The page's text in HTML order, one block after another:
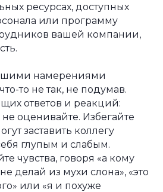
ресурсах, доступных
или программу
вашей компании,
намерениями
то не так, не подумав.
ответов и реакций:
оценивайте. Избегайте
заставить коллегу
глупым и слабым.
чувства, говоря «а кому
делай из мухи слона», «это
или «я и похуже